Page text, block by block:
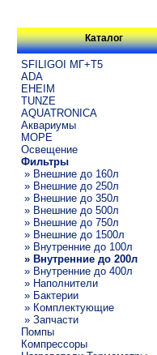
Каталог
SFILIGOI МГ+Т5
ADA
EHEIM
TUNZE
AQUATRONICA
Аквариумы
МОРЕ
Освещение
Фильтры
» Внешние до 160л
» Внешние до 250л
» Внешние до 350л
» Внешние до 500л
» Внешние до 750л
» Внешние до 1500л
» Внутренние до 100л
» Внутренние до 200л
» Внутренние до 400л
» Наполнители
» Бактерии
» Комплектующие
» Запчасти
Помпы
Компрессоры